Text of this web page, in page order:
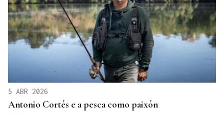
5 ABR 2026
Antonio Cortés e a pesca como paixón